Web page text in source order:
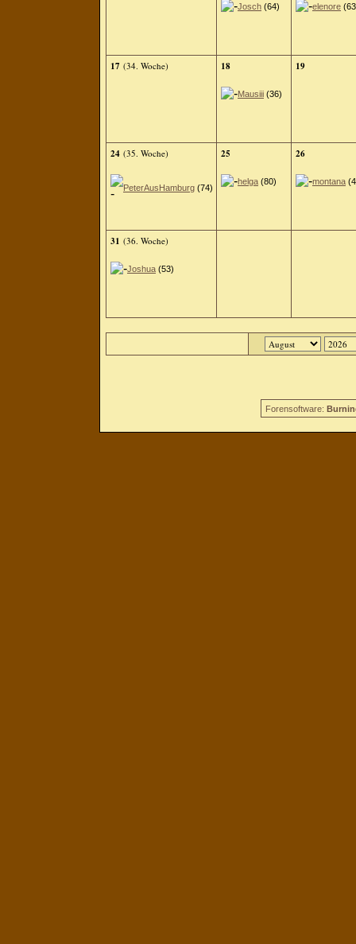
Josch (64) elenore
17 (34. Woche) 18
Mausiii (36)
19
24 (35. Woche)
PeterAusHamburg (74)
25
helga (80)
26
montana
31 (36. Woche)
Joshua (53)
Forensoftware: